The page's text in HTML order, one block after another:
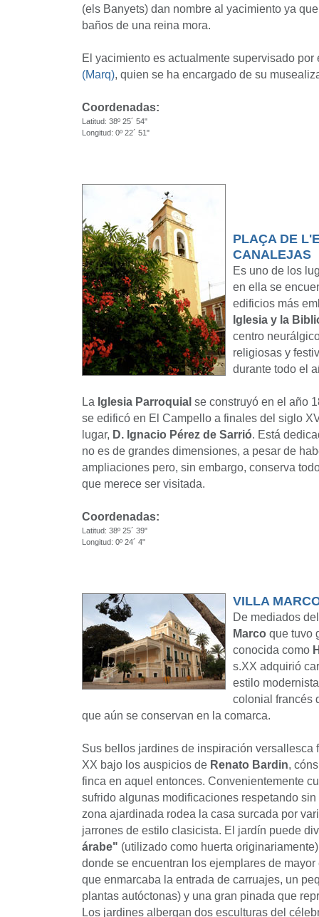
(els Banyets) dan nombre al yacimiento ya
baños de una reina mora.
El yacimiento es actualmente supervisado por
(Marq), quien se ha encargado de su
Coordenadas:
Latitud: 38º 25´ 54"
Longitud: 0º 22´ 51"
PLAÇA DE
CANALEJAS
Es uno de los
en ella se
edificios más
Iglesia y la
centro
religiosas y
durante todo el
La Iglesia Parroquial se construyó en el año
se edificó en El Campello a finales del siglo
lugar, D. Ignacio Pérez de Sarrió. Está
no es de grandes dimensiones, a pesar de
ampliaciones pero, sin embargo, conserva
que merece ser visitada.
Coordenadas:
Latitud: 38º 25´ 39"
Longitud: 0º 24´ 4"
VILLA
De mediados
Marco que tuvo
conocida como
s.XX adquirió
estilo
colonial francés
que aún se conservan en la comarca.
Sus bellos jardines de inspiración
XX bajo los auspicios de Renato Bardin,
finca en aquel entonces. Convenientemente
sufrido algunas modificaciones respetando
zona ajardinada rodea la casa surcada por
jarrones de estilo clasicista. El jardín puede
árabe" (utilizado como huerta
donde se encuentran los ejemplares de
que enmarcaba la entrada de carruajes, un
plantas autóctonas) y una gran pinada que
Los jardines albergan dos esculturas del